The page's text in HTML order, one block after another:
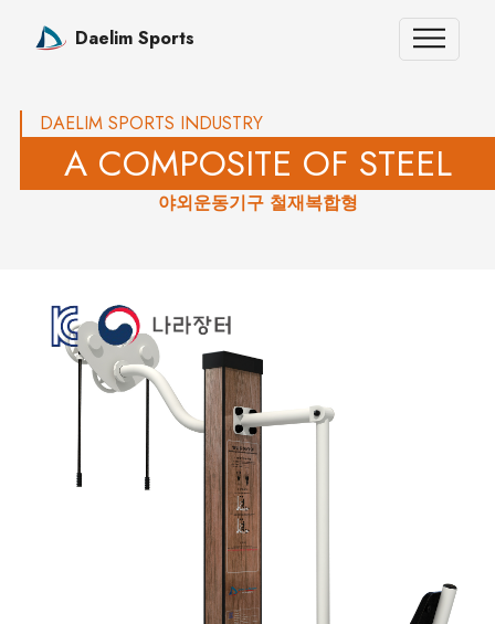
Daelim Sports
DAELIM SPORTS INDUSTRY
A COMPOSITE OF STEEL
야외운동기구 철재복합형